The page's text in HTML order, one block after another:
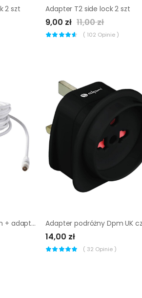
2 szt Adapter T2 side lock 2 szt
9,00 zł 11,00 zł
( 102 Opinie )
Kabel coaxial Blyss 10 m + adapter wejście męskie/żeńskie
14,00 zł
( 32 Opinie )